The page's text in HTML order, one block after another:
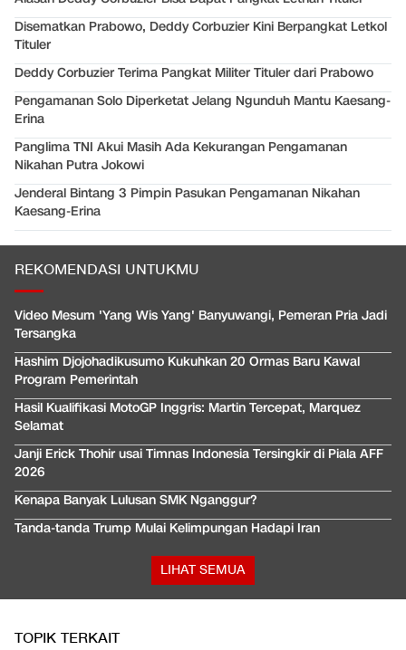
Disematkan Prabowo, Deddy Corbuzier Kini Berpangkat Letkol
Tituler
Deddy Corbuzier Terima Pangkat Militer Tituler dari Prabowo
Pengamanan Solo Diperketat Jelang Ngunduh Mantu Kaesang-
Erina
Panglima TNI Akui Masih Ada Kekurangan Pengamanan
Nikahan Putra Jokowi
Jenderal Bintang 3 Pimpin Pasukan Pengamanan Nikahan
Kaesang-Erina
REKOMENDASI UNTUKMU
Video Mesum 'Yang Wis Yang' Banyuwangi, Pemeran Pria Jadi
Tersangka
Hashim Djojohadikusumo Kukuhkan 20 Ormas Baru Kawal
Program Pemerintah
Hasil Kualifikasi MotoGP Inggris: Martin Tercepat, Marquez
Selamat
Janji Erick Thohir usai Timnas Indonesia Tersingkir di Piala AFF
2026
Kenapa Banyak Lulusan SMK Nganggur?
Tanda-tanda Trump Mulai Kelimpungan Hadapi Iran
LIHAT SEMUA
TOPIK TERKAIT